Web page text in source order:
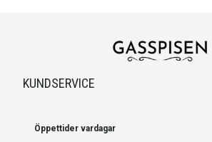
KUNDSERVICE
Öppettider vardagar